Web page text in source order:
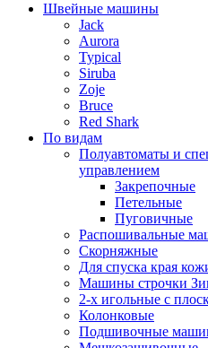
Швейные машины
Jack
Aurora
Typical
Siruba
Zoje
Bruce
Red Shark
По видам
Полуавтоматы и
управлением
Закрепочные
Петельные
Пуговичные
Распошивальные
Скорняжные
Для спуска края
Машины строчки
2-х игольные с
Колонковые
Подшивочные